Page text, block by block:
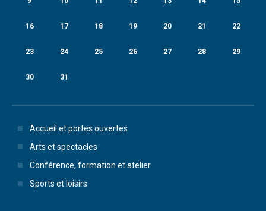
16 17 18 19 20 21 22
23 24 25 26 27 28 29
30 31
Accueil et portes ouvertes
Arts et spectacles
Conférence, formation et atelier
Sports et loisirs